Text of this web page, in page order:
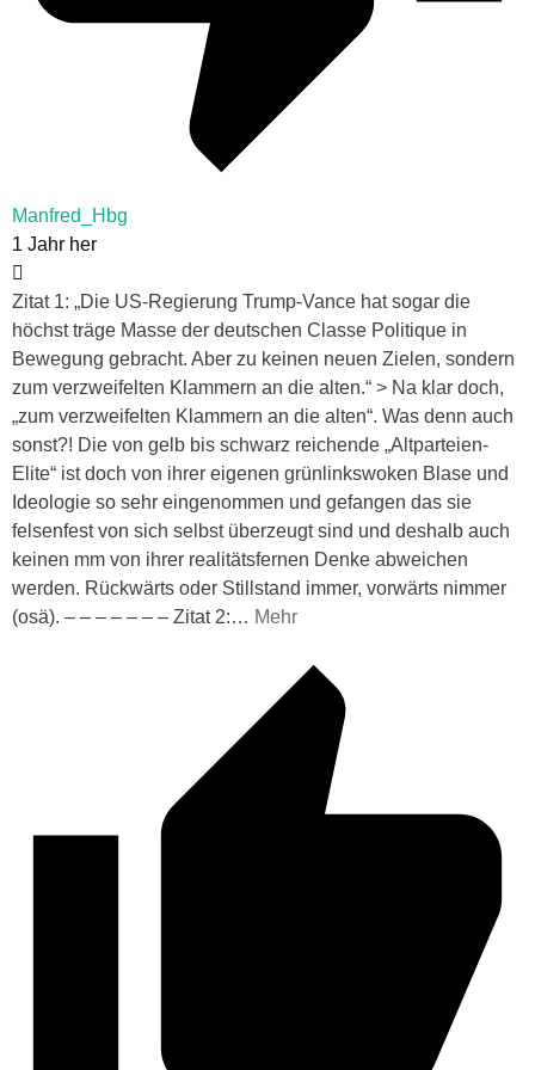
Manfred_Hbg
1 Jahr her
Zitat 1: „Die US-Regierung Trump-Vance hat sogar die
höchst träge Masse der deutschen Classe Politique in
Bewegung gebracht. Aber zu keinen neuen Zielen, sondern
zum verzweifelten Klammern an die alten.“ > Na klar doch,
„zum verzweifelten Klammern an die alten“. Was denn auch
sonst?! Die von gelb bis schwarz reichende „Altparteien-
Elite“ ist doch von ihrer eigenen grünlinkswoken Blase und
Ideologie so sehr eingenommen und gefangen das sie
felsenfest von sich selbst überzeugt sind und deshalb auch
keinen mm von ihrer realitätsfernen Denke abweichen
werden. Rückwärts oder Stillstand immer, vorwärts nimmer
(osä). – – – – – – – Zitat 2:… Mehr